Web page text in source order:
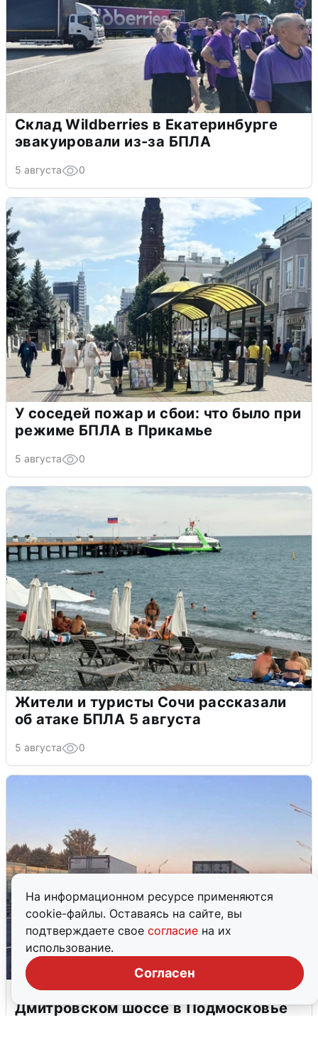
На информационном ресурсе применяются
cookie-файлы. Оставаясь на сайте, вы
подтверждаете свое согласие на их
использование.
Согласен
Склад Wildberries в Екатеринбурге
эвакуировали из-за БПЛА
5 августа 0
У соседей пожар и сбои: что было при
режиме БПЛА в Прикамье
5 августа 0
Жители и туристы Сочи рассказали
об атаке БПЛА 5 августа
5 августа 0
Пять машин столкнулись на
Дмитровском шоссе в Подмосковье